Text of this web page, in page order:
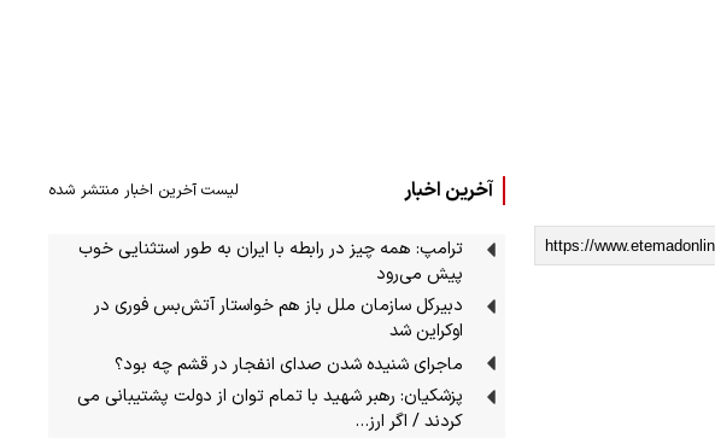
آخرین اخبار لیست آخرین اخبار منتشر شده
ترامپ: همه چیز در رابطه با ایران به طور استثنایی خوب
پیش می‌رود
دبیرکل سازمان ملل باز هم خواستار آتش‌بس فوری در
اوکراین شد
ماجرای شنیده شدن صدای انفجار در قشم چه بود؟
پزشکیان: رهبر شهید با تمام توان از دولت پشتیبانی می
کردند / اگر ارز…